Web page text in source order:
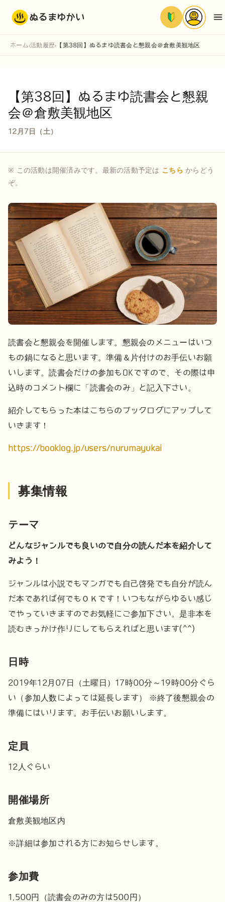
ぬるまゆかい
ホーム ›活動履歴› 【第38回】ぬるまゆ読書会と懇親会＠倉敷美観地区
【第38回】ぬるまゆ読書会と懇親
会＠倉敷美観地区
12月7日（土）
※ この活動は開催済みです。最新の活動予定は こちら からどう
ぞ。
読書会と懇親会を開催します。 懇親会のメニューはいつ
もの鍋になると思います。準備＆片付けのお手伝いお願
いします。読書会だけの参加もOKですので、その際は申
込時のコメント欄に「読書会のみ」と記入下さい。
紹介してもらった本はこちらのブックログにアップして
いきます！
https://booklog.jp/users/nurumayukai
募集情報
テーマ
どんなジャンルでも良いので自分の読んだ本を紹介して
みよう！
ジャンルは小説でもマンガでも自己啓発でも自分が読ん
だ本であれば何でもＯＫです！ いつもながらゆるい感じ
でやっていきますのでお気軽にご参加下さい。 是非本を
読むきっかけ作りにしてもらえればと思います(^^)
日時
2019年12月07日（土曜日）17時00分～19時00分ぐら
い（参加人数によっては延長します）
※終了後懇親会の
準備にはいります。お手伝いお願いします。
定員
12人ぐらい
開催場所
倉敷美観地区内
※詳細は参加される方にお知らせします。
参加費
1,500円（読書会のみの方は500円）